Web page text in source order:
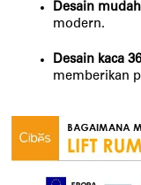
Desain
modern.
Desain kaca
memberikan